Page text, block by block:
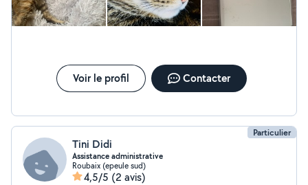
Voir le profil Contacter
Particulier
Tini Didi
Assistance administrative
Roubaix (epeule sud)
4,5/5 (2 avis)